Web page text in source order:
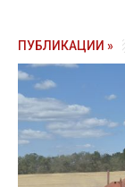
ПУБЛИКАЦИИ »